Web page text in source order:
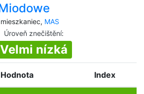
MAS
Úroveň znečištění:
Velmi nízká
Hodnota Index